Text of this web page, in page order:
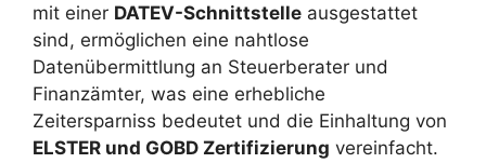
mit einer DATEV-Schnittstelle ausgestattet
sind, ermöglichen eine nahtlose
Datenübermittlung an Steuerberater und
Finanzämter, was eine erhebliche
Zeitersparniss bedeutet und die Einhaltung von
ELSTER und GOBD Zertifizierung vereinfacht.